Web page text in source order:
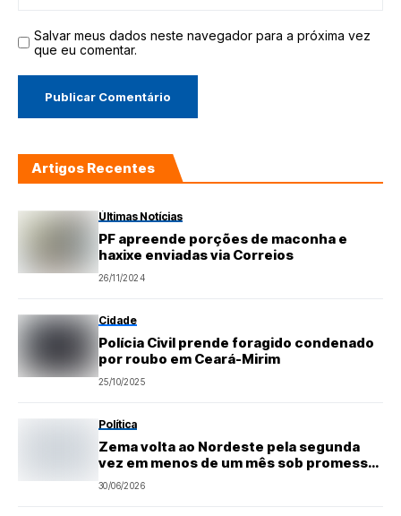
Salvar meus dados neste navegador para a próxima vez
que eu comentar.
Artigos Recentes
Últimas Notícias
PF apreende porções de maconha e
haxixe enviadas via Correios
26/11/2024
Cidade
Polícia Civil prende foragido condenado
por roubo em Ceará-Mirim
25/10/2025
Política
Zema volta ao Nordeste pela segunda
vez em menos de um mês sob promessa
de “derrotar o PT”
30/06/2026